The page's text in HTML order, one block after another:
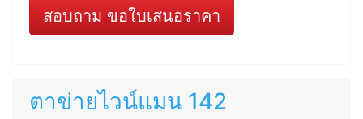
สอบถาม ขอใบเสนอราคา
ตาข่ายไวน์แมน 142